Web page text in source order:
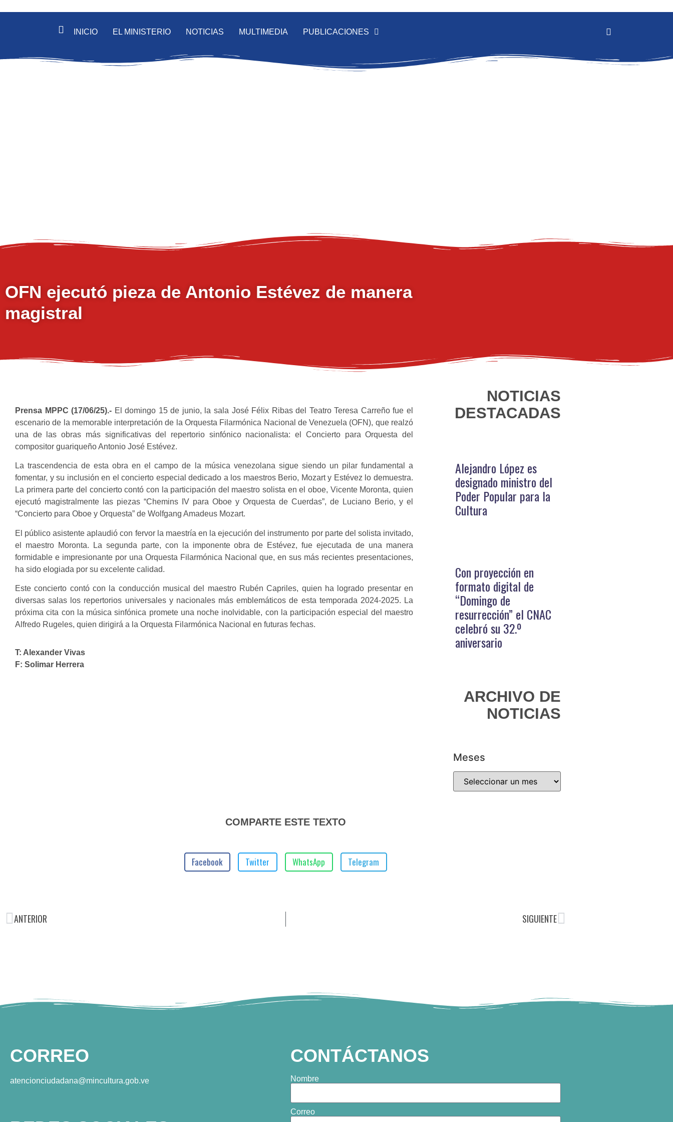
INICIO EL MINISTERIO NOTICIAS MULTIMEDIA PUBLICACIONES
OFN ejecutó pieza de Antonio Estévez de manera
magistral
Prensa MPPC (17/06/25).- El domingo 15 de junio, la sala José Félix Ribas del Teatro Teresa Carreño fue el
escenario de la memorable interpretación de la Orquesta Filarmónica Nacional de Venezuela (OFN), que realzó
una de las obras más significativas del repertorio sinfónico nacionalista: el Concierto para Orquesta del
compositor guariqueño Antonio José Estévez.
La trascendencia de esta obra en el campo de la música venezolana sigue siendo un pilar fundamental a
fomentar, y su inclusión en el concierto especial dedicado a los maestros Berio, Mozart y Estévez lo demuestra.
La primera parte del concierto contó con la participación del maestro solista en el oboe, Vicente Moronta, quien
ejecutó magistralmente las piezas “Chemins IV para Oboe y Orquesta de Cuerdas”, de Luciano Berio, y el
“Concierto para Oboe y Orquesta” de Wolfgang Amadeus Mozart.
El público asistente aplaudió con fervor la maestría en la ejecución del instrumento por parte del solista invitado,
el maestro Moronta. La segunda parte, con la imponente obra de Estévez, fue ejecutada de una manera
formidable e impresionante por una Orquesta Filarmónica Nacional que, en sus más recientes presentaciones,
ha sido elogiada por su excelente calidad.
Este concierto contó con la conducción musical del maestro Rubén Capriles, quien ha logrado presentar en
diversas salas los repertorios universales y nacionales más emblemáticos de esta temporada 2024-2025. La
próxima cita con la música sinfónica promete una noche inolvidable, con la participación especial del maestro
Alfredo Rugeles, quien dirigirá a la Orquesta Filarmónica Nacional en futuras fechas.
T: Alexander Vivas
F: Solimar Herrera
NOTICIAS
DESTACADAS
Alejandro López es
designado ministro del
Poder Popular para la
Cultura
Con proyección en
formato digital de
“Domingo de
resurrección” el CNAC
celebró su 32.º
aniversario
ARCHIVO DE
NOTICIAS
Meses
COMPARTE ESTE TEXTO
Facebook Twitter WhatsApp Telegram
ANTERIOR SIGUIENTE
CORREO
atencionciudadana@mincultura.gob.ve
CONTÁCTANOS
Nombre
Correo